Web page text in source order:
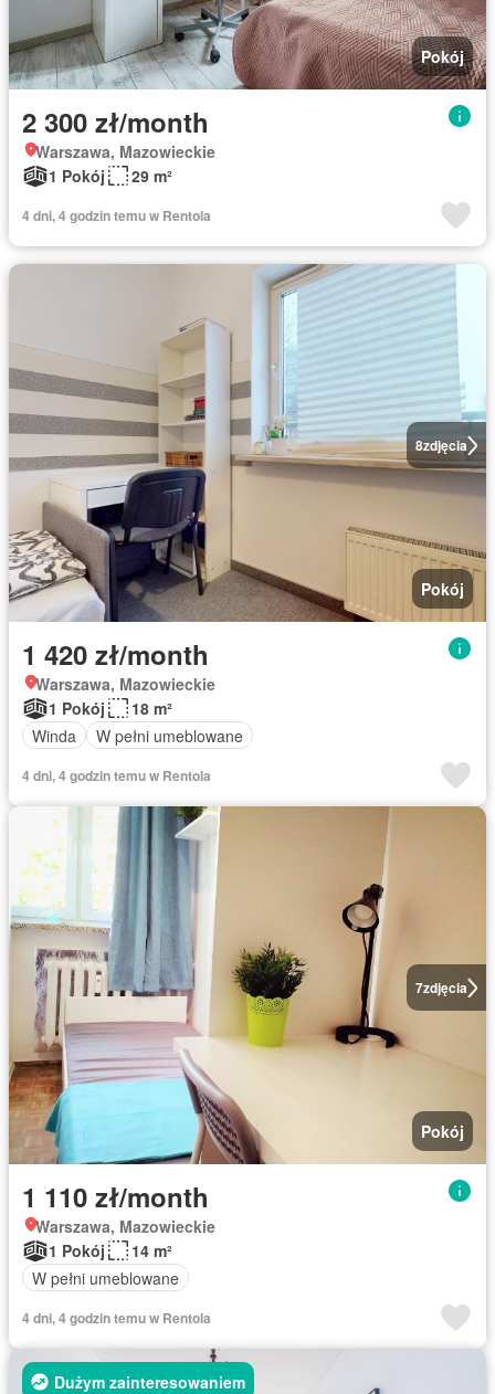
Pokój
2 300 zł/month
Warszawa, Mazowieckie
1 Pokój
29 m²
4 dni, 4 godzin temu w Rentola
8zdjęcia
Pokój
1 420 zł/month
Warszawa, Mazowieckie
1 Pokój
18 m²
Winda
W pełni umeblowane
4 dni, 4 godzin temu w Rentola
7zdjęcia
Pokój
1 110 zł/month
Warszawa, Mazowieckie
1 Pokój
14 m²
W pełni umeblowane
4 dni, 4 godzin temu w Rentola
Dużym zainteresowaniem